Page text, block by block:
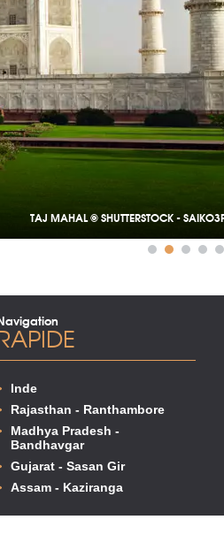
TAJ MAHAL © SHUTTERSTOCK -
Inde
Rajasthan - Ranthambore
Madhya Pradesh -
Bandhavgar
Gujarat - Sasan Gir
Assam - Kaziranga